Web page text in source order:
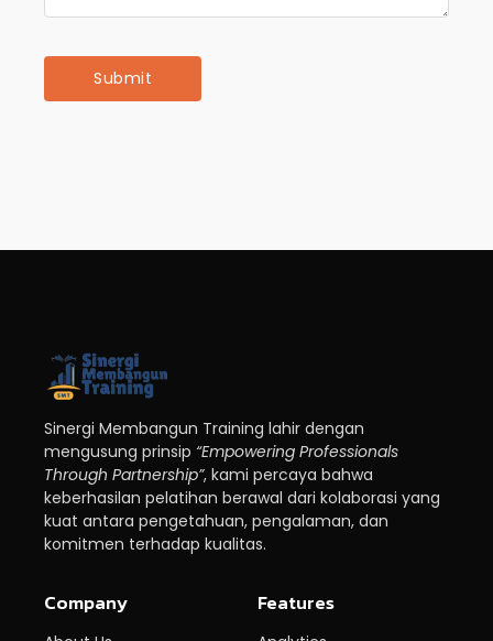
Sinergi Membangun Training lahir dengan
mengusung prinsip “Empowering Professionals
Through Partnership”, kami percaya bahwa
keberhasilan pelatihan berawal dari kolaborasi yang
kuat antara pengetahuan, pengalaman, dan
komitmen terhadap kualitas.
Company Features